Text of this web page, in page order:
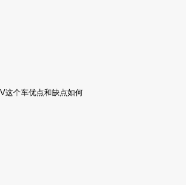
这个车优点和缺点如何